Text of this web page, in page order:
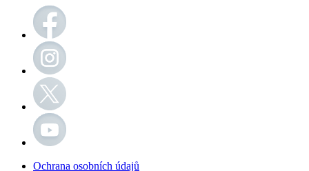
Ochrana osobních údajů